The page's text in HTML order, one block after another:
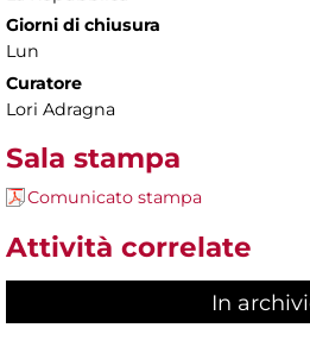
Giorni di chiusura
Lun
Curatore
Lori Adragna
Sala stampa
Comunicato stampa
Attività correlate
In